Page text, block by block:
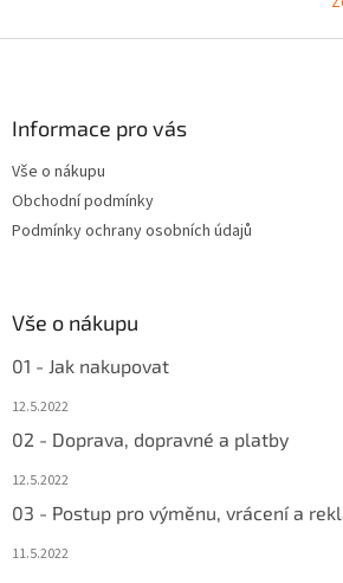
Informace pro vás
Vše o nákupu
Obchodní podmínky
Podmínky ochrany osobních údajů
Vše o nákupu
01 - Jak nakupovat
12.5.2022
02 - Doprava, dopravné a platby
12.5.2022
03 - Postup pro výměnu, vrácení a
11.5.2022